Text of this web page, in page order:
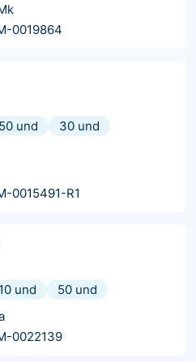
0019864
50 und
30 und
0015491-R1
10 und
50 und
0022139